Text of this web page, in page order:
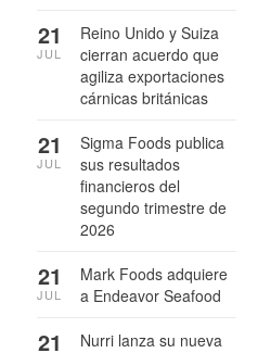
Reino Unido y Suiza
cierran acuerdo que
agiliza exportaciones
cárnicas británicas
21
JUL
Sigma Foods publica
sus resultados
financieros del
segundo trimestre de
2026
21
JUL
Mark Foods adquiere
a Endeavor Seafood
21
JUL
Nurri lanza su nueva
21